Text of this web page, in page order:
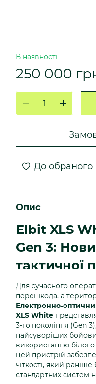
В наявності
250 000
До обраного
Опис
Elbit XLS
Gen 3:
тактичної
Для сучасного
перешкода, а
Електронно-
XLS White
3-го покоління (Gen
найсуворіших
використанню
цей пристрій
чіткості, який
стандартних систем